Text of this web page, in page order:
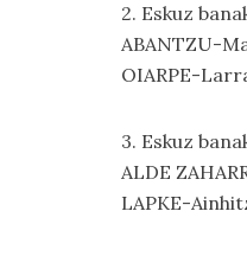
2. Eskuz
ABANTZU-
OIARPE-
3. Eskuz
ALDE
LAPKE-